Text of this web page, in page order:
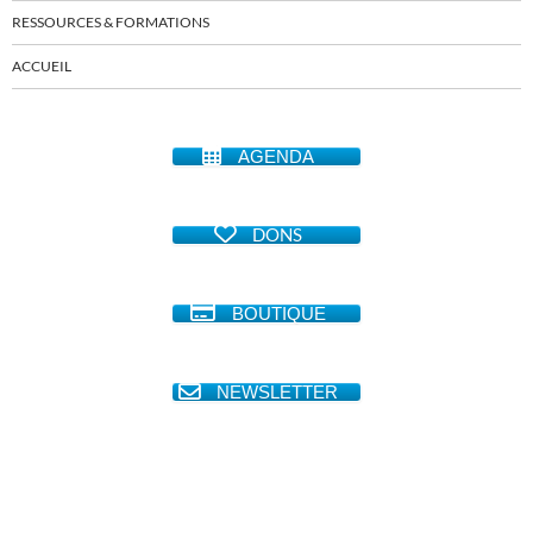
RESSOURCES & FORMATIONS
ACCUEIL
AGENDA
DONS
BOUTIQUE
NEWSLETTER